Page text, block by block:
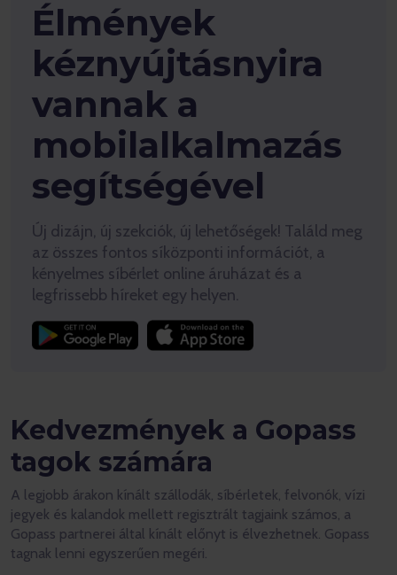
Élmények
kéznyújtásnyira
vannak a
mobilalkalmazás
segítségével
Új dizájn, új szekciók, új lehetőségek! Találd meg
az összes fontos síközponti információt, a
kényelmes síbérlet online áruházat és a
legfrissebb híreket egy helyen.
Kedvezmények a Gopass
tagok számára
A legjobb árakon kínált szállodák, síbérletek, felvonók, vízi
jegyek és kalandok mellett regisztrált tagjaink számos, a
Gopass partnerei által kínált előnyt is élvezhetnek. Gopass
tagnak lenni egyszerűen megéri.